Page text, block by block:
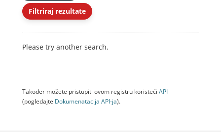
Filtriraj rezultate
Please try another search.
Također možete pristupiti ovom registru koristeći API
(pogledajte Dokumenаtаcijа API-jа).